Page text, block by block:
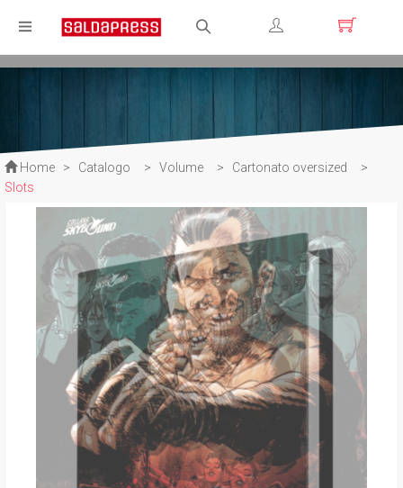
Registrati
Home > Catalogo > Volume > Cartonato oversized
>
Slots